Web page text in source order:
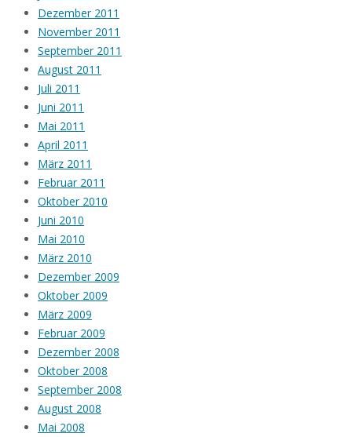
Dezember 2011
November 2011
September 2011
August 2011
Juli 2011
Juni 2011
Mai 2011
April 2011
März 2011
Februar 2011
Oktober 2010
Juni 2010
Mai 2010
März 2010
Dezember 2009
Oktober 2009
März 2009
Februar 2009
Dezember 2008
Oktober 2008
September 2008
August 2008
Mai 2008